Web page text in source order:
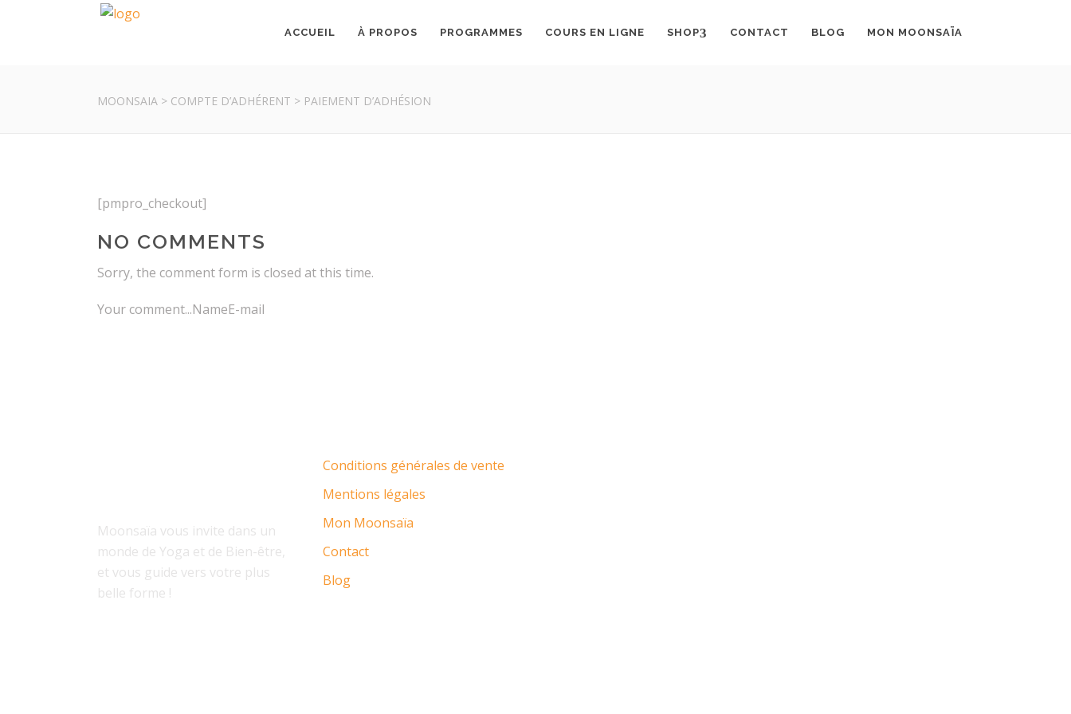
ACCUEIL À PROPOS PROGRAMMES COURS EN LIGNE SHOP CONTACT BLOG MON MOONSAÏA
MOONSAIA > COMPTE D’ADHÉRENT > PAIEMENT D’ADHÉSION
[pmpro_checkout]
NO COMMENTS
Sorry, the comment form is closed at this time.
Your comment...NameE-mail
Moonsaïa vous invite dans un
monde de Yoga et de Bien-être,
et vous guide vers votre plus
belle forme !
Conditions générales de vente
Mentions légales
Mon Moonsaïa
Contact
Blog